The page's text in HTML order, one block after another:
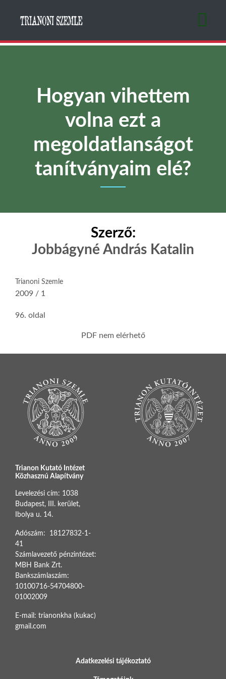
Hogyan vihettem
volna ezt a
megoldatlanságot
tanítványaim elé?
Szerző:
Jobbágyné András Katalin
Trianoni Szemle
2009 / 1
96. oldal
PDF nem elérhető
Trianon Kutató Intézet
Közhasznú Alapítvány
Levelezési cím: 1038
Budapest, III. kerület,
Ibolya u. 14.
Adószám: 18127832-1-
41
Számlavezető pénzintézet:
MBH Bank Zrt.
Bankszámlaszám:
10100716-54704800-
01002009
E-mail: trianonkha (kukac)
gmail.com
BOTTOM FOOTER MENU
Adatkezelési tájékoztató